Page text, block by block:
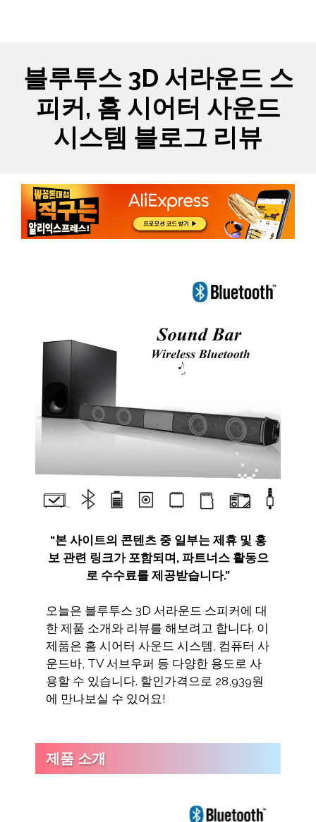
블루투스 3D 서라운드 스
피커, 홈 시어터 사운드
시스템 블로그 리뷰
“본 사이트의 콘텐츠 중 일부는 제휴 및 홍
보 관련 링크가 포함되며, 파트너스 활동으
로 수수료를 제공받습니다.”
오늘은 블루투스 3D 서라운드 스피커에 대
한 제품 소개와 리뷰를 해보려고 합니다. 이
제품은 홈 시어터 사운드 시스템, 컴퓨터 사
운드바, TV 서브우퍼 등 다양한 용도로 사
용할 수 있습니다. 할인가격으로 28,939원
에 만나보실 수 있어요!
제품 소개